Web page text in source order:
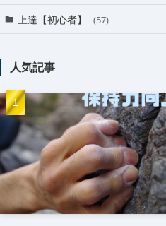
(24)
(15)
(24)
上達【初心者】 (57)
(16)
人気記事